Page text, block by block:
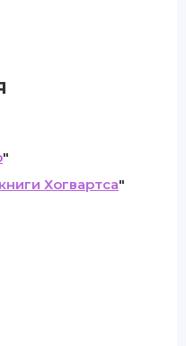
"
Хогвартса"